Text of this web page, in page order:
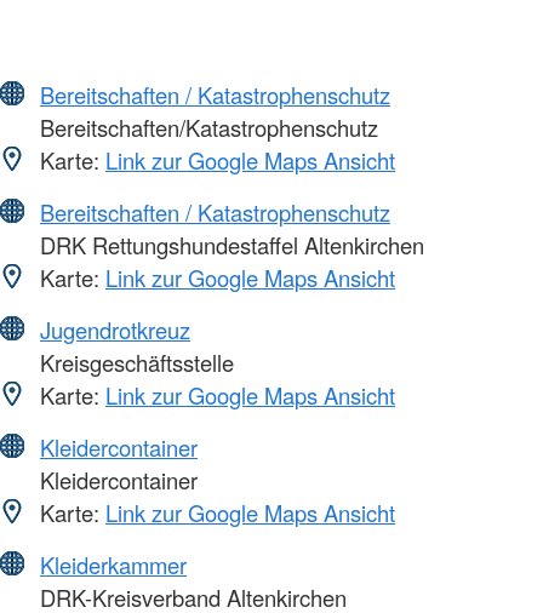
Bereitschaften / Katastrophenschutz
Bereitschaften/Katastrophenschutz
Karte: Link zur Google Maps Ansicht
Bereitschaften / Katastrophenschutz
DRK Rettungshundestaffel Altenkirchen
Karte: Link zur Google Maps Ansicht
Jugendrotkreuz
Kreisgeschäftsstelle
Karte: Link zur Google Maps Ansicht
Kleidercontainer
Kleidercontainer
Karte: Link zur Google Maps Ansicht
Kleiderkammer
DRK-Kreisverband Altenkirchen